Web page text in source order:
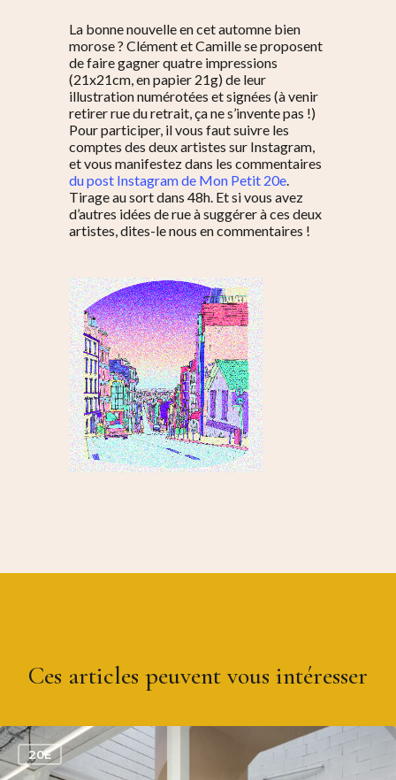
La bonne nouvelle en cet automne bien
morose ? Clément et Camille se proposent
de faire gagner quatre impressions
(21x21cm, en papier 21g) de leur
illustration numérotées et signées (à venir
retirer rue du retrait, ça ne s’invente pas !)
Pour participer, il vous faut suivre les
comptes des deux artistes sur Instagram,
et vous manifestez dans les commentaires
du post Instagram de Mon Petit 20e.
Tirage au sort dans 48h. Et si vous avez
d’autres idées de rue à suggérer à ces deux
artistes, dites-le nous en commentaires !
Ces articles peuvent vous intéresser
20E
0